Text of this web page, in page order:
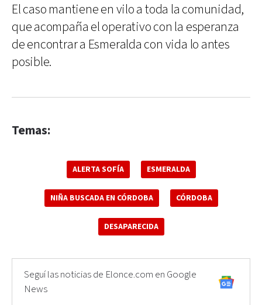
El caso mantiene en vilo a toda la comunidad,
que acompaña el operativo con la esperanza
de encontrar a Esmeralda con vida lo antes
posible.
Temas:
ALERTA SOFÍA ESMERALDA
NIÑA BUSCADA EN CÓRDOBA CÓRDOBA
DESAPARECIDA
Seguí las noticias de Elonce.com en Google
News